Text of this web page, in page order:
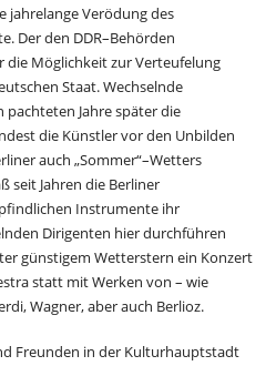
jahrelange Verödung des
Der den DDR–Behörden
Möglichkeit zur Verteufelung
Staat. Wechselnde
Jahre später die
die Künstler vor den Unbilden
auch „Sommer“–Wetters
seit Jahren die Berliner
Instrumente ihr
Dirigenten hier durchführen
günstigem Wetterstern ein Konzert
statt mit Werken von – wie
Wagner, aber auch Berlioz.
Freunden in der Kulturhauptstadt